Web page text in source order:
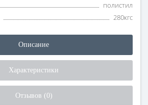
полистил
280кгс
Описание
Характеристики
Отзывов (0)